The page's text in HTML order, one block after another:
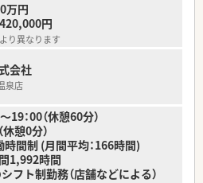
万円
円
り異なります
会社
泉店
19：00（休憩60分）
憩0分）
間制 (月間平均：166時間)
1,992時間
フト制勤務（店舗などによる）